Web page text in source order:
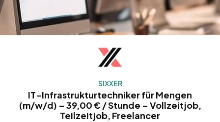
SIXXER
IT-Infrastrukturtechniker für Mengen
(m/w/d) – 39,00 € / Stunde – Vollzeitjob,
Teilzeitjob, Freelancer